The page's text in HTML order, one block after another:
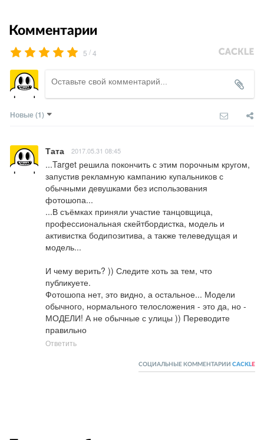
Комментарии
5 /4
Новые (1)
Тата 2017.05.31 08:45
...Target решила покончить с этим порочным кругом,
запустив рекламную кампанию купальников с
обычными девушками без использования
фотошопа...
...В съёмках приняли участие танцовщица,
профессиональная скейтбордистка, модель и
активистка бодипозитива, а также телеведущая и
модель...
И чему верить? )) Следите хоть за тем, что
публикуете.
Фотошопа нет, это видно, а остальное... Модели
обычного, нормального телосложения - это да, но -
МОДЕЛИ! А не обычные с улицы )) Переводите
правильно
Ответить
СОЦИАЛЬНЫЕ КОММЕНТАРИИ CACKL E